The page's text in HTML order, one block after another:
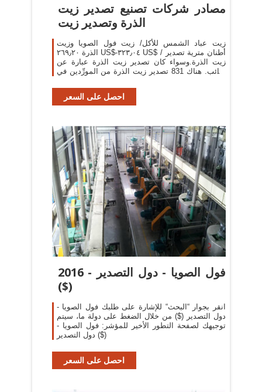
مصادر شركات تصنيع تصدير زيت
الذرة وتصدير زيت
زيت عباد الشمس للأكل/ زيت فول الصويا وزيت
الذرة ٢٦٩٫٢٠ US$-٣٢٣٫٠٤ US$ / أطنان مترية تصدير
زيت الذرة.وسواء كان تصدير زيت الذرة عبارة عن
سائب. هناك 831 تصدير زيت الذرة من المورِّدين في
احصل على السعر
2016 - فول الصويا - دول التصدير
($)
انقر بجوار “البحث“ للإشارة على طلبك فول الصويا -
دول التصدير ($) من خلال الضغط على دولة ما، سيتم
توجيهك لصفحة التطور الأخير للمؤشر: فول الصويا -
دول التصدير ($)
احصل على السعر